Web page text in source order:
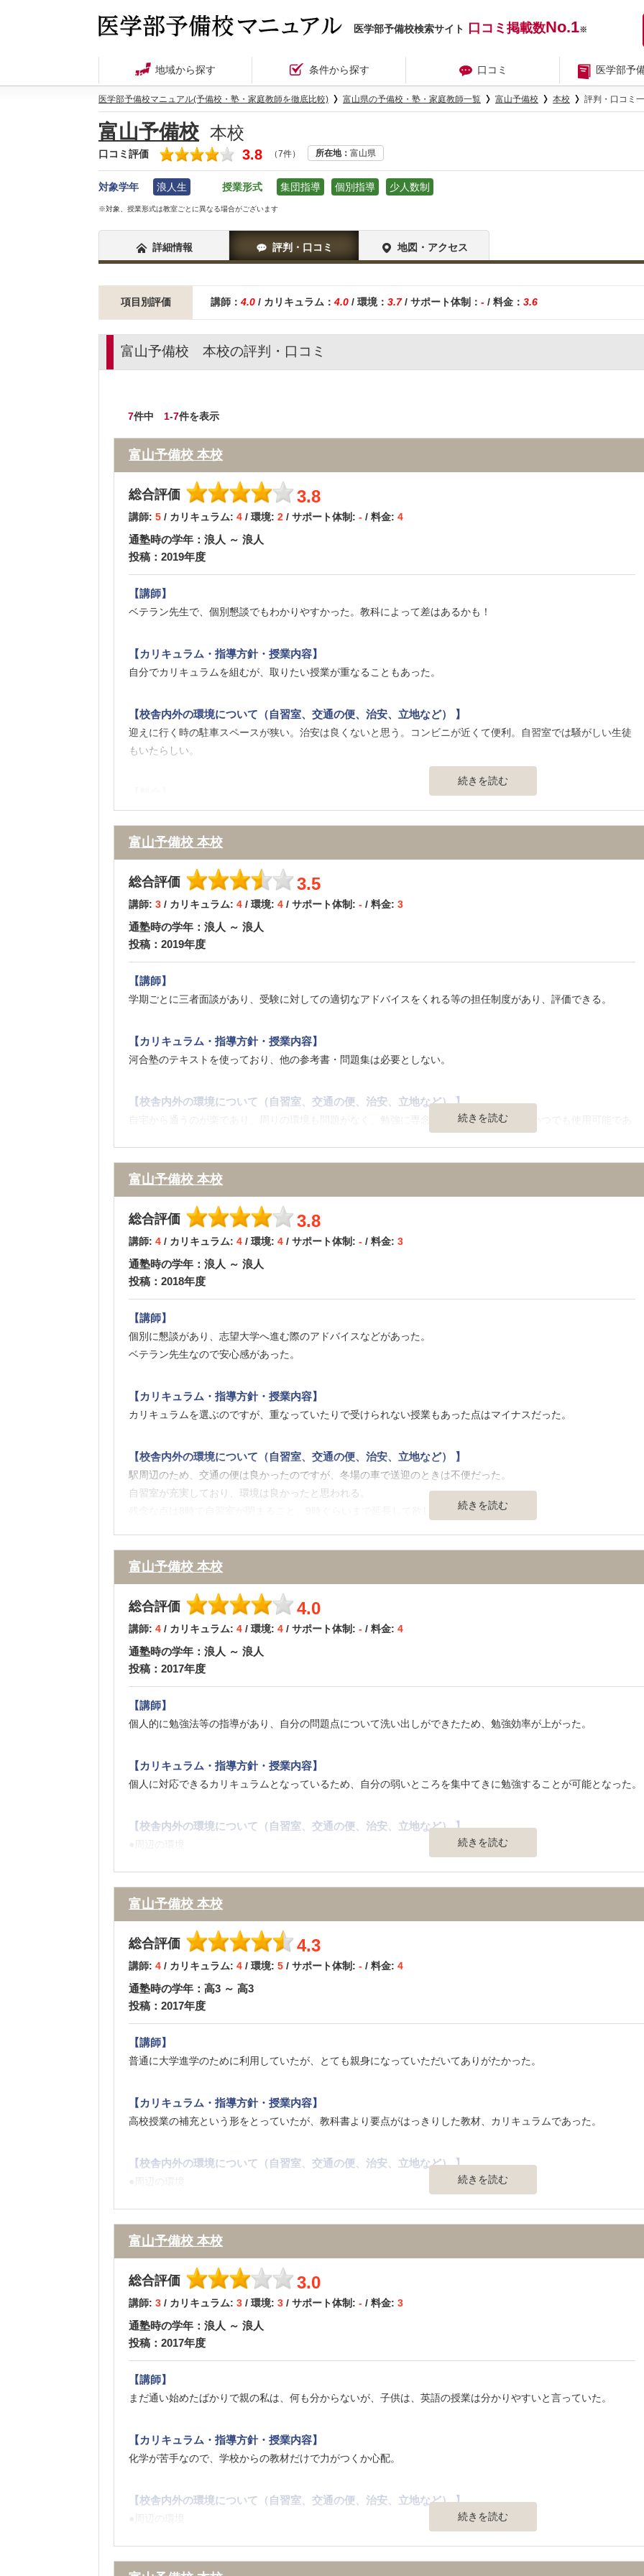
医学部予備校検索サイト 口コミ掲載数No.1※
地域から探す 条件から探す 口コミ 医学部予
医学部予備校マニュアル(予備校・塾・家庭教師を徹底比較) 富山県の予備校・塾・家庭教師一覧 富山予備校 本校 評判・口コミ
富山予備校 本校
口コミ評価 3.8 （7件） 所在地 富山県
対象学年 浪人生 授業形式 集団指導 個別指導 少人数制
※対象、授業形式は教室ごとに異なる場合がございます
詳細情報 評判・口コミ 地図・アクセス
項目別評価 講師： 4.0 / カリキュラム： 4.0 / 環境： 3.7/ サポート体制： - / 料金： 3.6
富山予備校 本校の評判・口コミ
7件中 1-7件を表示
富山予備校 本校
総合評価 3.8
講師: 5 / カリキュラム: 4 / 環境: 2 / サポート体制: - / 料金: 4
通塾時の学年：浪人 ～ 浪人
投稿：2019年度
【講師】
ベテラン先生で、個別懇談でもわかりやすかった。教科によって差はあるかも！
【カリキュラム・指導方針・授業内容】
自分でカリキュラムを組むが、取りたい授業が重なることもあった。
【校舎内外の環境について（自習室、交通の便、治安、立地など） 】
迎えに行く時の駐車スペースが狭い。治安は良くないと思う。コンビニが近くて便利。自習室では騒がしい生徒
もいたらしい。
成績が良かったので、料金が安くて済んだ。普通の料金でも多分高くはないと思う。
【良かった点（改善してほしい点） 】
小論文対策も徹底して欲しかった。多分、最後まで小論文がネックだった。
続きを読む
富山予備校 本校
総合評価 3.5
講師: 3 / カリキュラム: 4 / 環境: 4 / サポート体制: - / 料金: 3
通塾時の学年：浪人 ～ 浪人
投稿：2019年度
【講師】
学期ごとに三者面談があり、受験に対しての適切なアドバイスをくれる等の担任制度があり、評価できる。
【カリキュラム・指導方針・授業内容】
河合塾のテキストを使っており、他の参考書・問題集は必要としない。
【校舎内外の環境について（自習室、交通の便、治安、立地など） 】
自宅から通うのが楽であり、周りの環境も問題がなく、勉強に専念できる。塾の自習室はいつでも使用可能であ
【料金】
前年の模試の成績により、授業料免除の制度により、少し軽減されている。
【良かった点（改善してほしい点） 】
親身になって、志望校の選定等に協力してくれるところがよいと思う。
続きを読む
富山予備校 本校
総合評価 3.8
講師: 4 / カリキュラム: 4 / 環境: 4 / サポート体制: - / 料金: 3
通塾時の学年：浪人 ～ 浪人
投稿：2018年度
【講師】
個別に懇談があり、志望大学へ進む際のアドバイスなどがあった。
ベテラン先生なので安心感があった。
【カリキュラム・指導方針・授業内容】
カリキュラムを選ぶのですが、重なっていたりで受けられない授業もあった点はマイナスだった。
【校舎内外の環境について（自習室、交通の便、治安、立地など） 】
駅周辺のため、交通の便は良かったのですが、冬場の車で送迎のときは不便だった。
自習室が充実しており、環境は良かったと思われる。
残念な点は8時で自習室が閉まること。9時ぐらいまで延長して欲しかった。
【料金】
授業内容からすると高くなるのかもしれないが、授業料以外に夏期講習、冬期講習と合わせていくとかなりの金
【良かった点（改善してほしい点） 】
自習室の時間をもう少し長くしてほしい。
論文の添削を個人別にもみてもらえれば良かった。
続きを読む
富山予備校 本校
総合評価 4.0
講師: 4 / カリキュラム: 4 / 環境: 4 / サポート体制: - / 料金: 4
通塾時の学年：浪人 ～ 浪人
投稿：2017年度
【講師】
個人的に勉強法等の指導があり、自分の問題点について洗い出しができたため、勉強効率が上がった。
【カリキュラム・指導方針・授業内容】
個人に対応できるカリキュラムとなっているため、自分の弱いところを集中てきに勉強することが可能となった。
【校舎内外の環境について（自習室、交通の便、治安、立地など） 】
●周辺の環境
明るい雰囲気ですし、各部屋も大きく、照明もばっちりです。設備も新しく、きれいです。
【料金】
他と比べたことはないが、価格が適正であると思ってます。
定期的に学校からの連絡をいただけるため、現在の状況、問題点等が明らかになって大変ありがたかったです。
●その他
続きを読む
富山予備校 本校
総合評価 4.3
講師: 4 / カリキュラム: 4 / 環境: 5 / サポート体制: - / 料金: 4
通塾時の学年：高3 ～ 高3
投稿：2017年度
【講師】
普通に大学進学のために利用していたが、とても親身になっていただいてありがたかった。
【カリキュラム・指導方針・授業内容】
高校授業の補充という形をとっていたが、教科書より要点がはっきりした教材、カリキュラムであった。
【校舎内外の環境について（自習室、交通の便、治安、立地など） 】
●周辺の環境
個室もあって勉強の環境がとてもよかった。あたらしくて居心地の良い空間だった。
【料金】
授業の補間という内容に見合った金額だった。授業数での料金だったのでわかりやすい。
【良かった点（改善してほしい点） 】
各科目の要点をつかむことができたため、効率の良い勉強ができてとても成績がのびた。
続きを読む
富山予備校 本校
総合評価 3.0
講師: 3 / カリキュラム: 3 / 環境: 3 / サポート体制: - / 料金: 3
通塾時の学年：浪人 ～ 浪人
投稿：2017年度
【講師】
まだ通い始めたばかりで親の私は、何も分からないが、子供は、英語の授業は分かりやすいと言っていた。
【カリキュラム・指導方針・授業内容】
化学が苦手なので、学校からの教材だけで力がつくか心配。
【校舎内外の環境について（自習室、交通の便、治安、立地など） 】
●周辺の環境
●校舎内の環境
続きを読む